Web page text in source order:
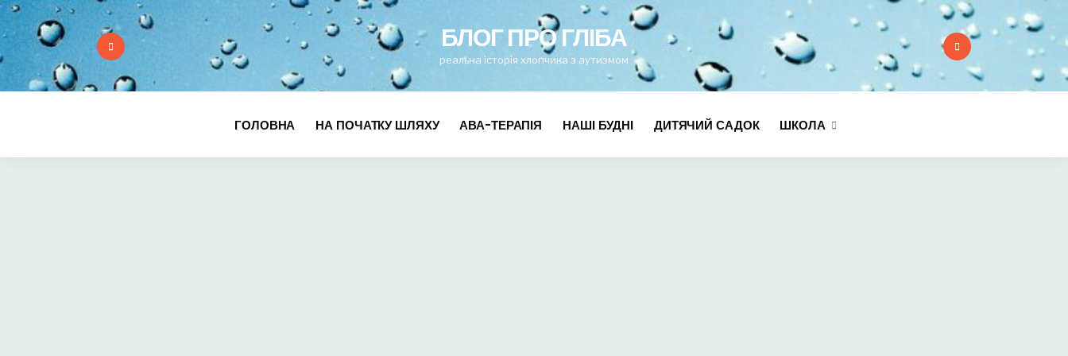
БЛОГ ПРО ГЛІБА
реальна історія хлопчика з аутизмом
ГОЛОВНА НА ПОЧАТКУ ШЛЯХУ АВА-ТЕРАПІЯ НАШІ БУДНІ ДИТЯЧИЙ САДОК ШКОЛА